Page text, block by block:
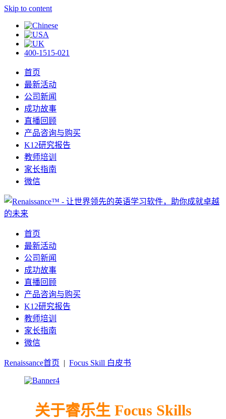
Skip to content
400-1515-021
首页
最新活动
公司新闻
成功故事
直播回顾
产品咨询与购买
K12研究报告
教师培训
家长指南
微信
首页
最新活动
公司新闻
成功故事
直播回顾
产品咨询与购买
K12研究报告
教师培训
家长指南
微信
Renaissance首页 | Focus Skill 白皮书
关于睿乐生 Focus Skills